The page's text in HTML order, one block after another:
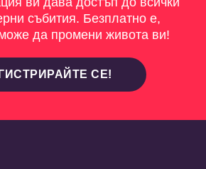
събития. Безплатно е,
да промени живота ви!
СЕ!